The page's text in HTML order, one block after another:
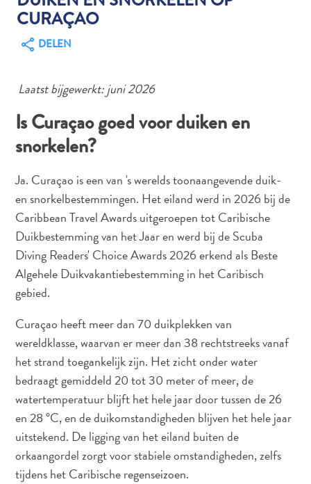
Autoverhuur
Diversen
en
snorkelplekken
Eten
drinken
cultuur
Landactiviteiten
Musea
entertainment
Natuur
en
parken
Sauna
en
wellness
Sport
CURAÇAO
DELEN
Laatst bijgewerkt: juni 2026
Is Curaçao goed voor duiken en
snorkelen?
Ja. Curaçao is een van 's werelds toonaangevende duik-
en snorkelbestemmingen. Het eiland werd in 2026 bij de
Caribbean Travel Awards uitgeroepen tot Caribische
Duikbestemming van het Jaar en werd bij de Scuba
Diving Readers' Choice Awards 2026 erkend als Beste
Algehele Duikvakantiebestemming in het Caribisch
gebied.
Curaçao heeft meer dan 70 duikplekken van
wereldklasse, waarvan er meer dan 38 rechtstreeks vanaf
het strand toegankelijk zijn. Het zicht onder water
bedraagt gemiddeld 20 tot 30 meter of meer, de
watertemperatuur blijft het hele jaar door tussen de 26
en 28 °C, en de duikomstandigheden blijven het hele jaar
uitstekend. De ligging van het eiland buiten de
orkaangordel zorgt voor stabiele omstandigheden, zelfs
tijdens het Caribische regenseizoen.